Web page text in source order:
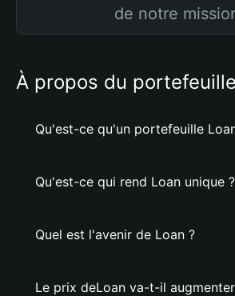
de notre
À propos du
Qu'est-ce qu'un portefeuille
Qu'est-ce qui rend Loan unique ?
Quel est l'avenir de Loan ?
Le prix deLoan va-t-il